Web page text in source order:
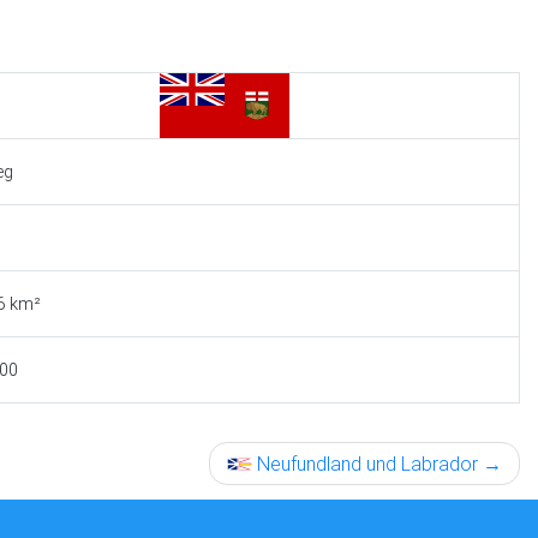
km²
Neufundland und Labrador →